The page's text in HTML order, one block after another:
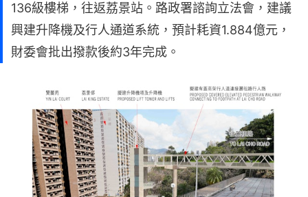
136級樓梯，往返荔景站。路政署諮詢立法會，建議
興建升降機及行人通道系統，預計耗資1.884億元，
財委會批出撥款後約3年完成。